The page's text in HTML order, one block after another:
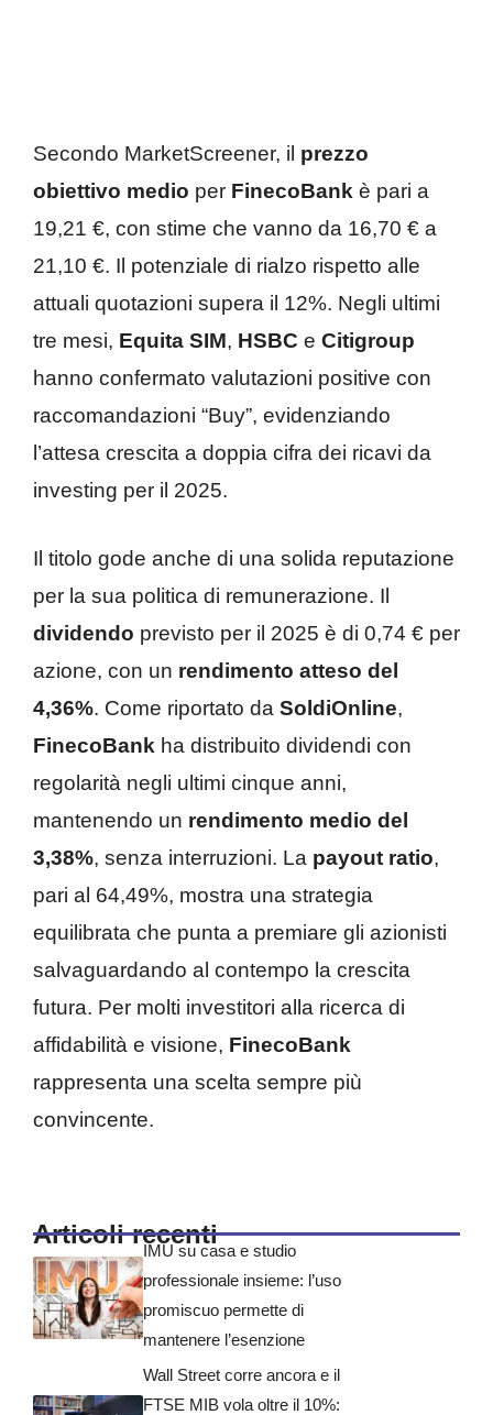
Secondo MarketScreener, il prezzo
obiettivo medio per FinecoBank è pari a
19,21 €, con stime che vanno da 16,70 € a
21,10 €. Il potenziale di rialzo rispetto alle
attuali quotazioni supera il 12%. Negli ultimi
tre mesi, Equita SIM, HSBC e Citigroup
hanno confermato valutazioni positive con
raccomandazioni “Buy”, evidenziando
l’attesa crescita a doppia cifra dei ricavi da
investing per il 2025.
Il titolo gode anche di una solida reputazione
per la sua politica di remunerazione. Il
dividendo previsto per il 2025 è di 0,74 € per
azione, con un rendimento atteso del
4,36%. Come riportato da SoldiOnline,
FinecoBank ha distribuito dividendi con
regolarità negli ultimi cinque anni,
mantenendo un rendimento medio del
3,38%, senza interruzioni. La payout ratio,
pari al 64,49%, mostra una strategia
equilibrata che punta a premiare gli azionisti
salvaguardando al contempo la crescita
futura. Per molti investitori alla ricerca di
affidabilità e visione, FinecoBank
rappresenta una scelta sempre più
convincente.
Articoli recenti
IMU su casa e studio
professionale insieme: l’uso
promiscuo permette di
mantenere l’esenzione
Wall Street corre ancora e il
FTSE MIB vola oltre il 10%: